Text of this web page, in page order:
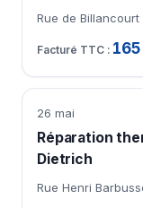
Rue de
26 mai
Réparation
Dietrich
Rue Henri